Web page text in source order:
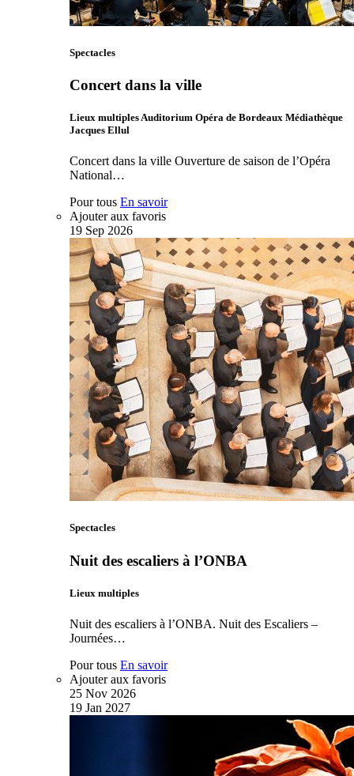
Spectacles
Concert dans la ville
Lieux multiples Auditorium Opéra de Bordeaux Médiathèque
Jacques Ellul
Concert dans la ville Ouverture de saison de l’Opéra
National…
Pour tous En savoir
Ajouter aux favoris
19 Sep 2026
Spectacles
Nuit des escaliers à l’ONBA
Lieux multiples
Nuit des escaliers à l’ONBA. Nuit des Escaliers –
Journées…
Pour tous En savoir
Ajouter aux favoris
25 Nov 2026
19 Jan 2027